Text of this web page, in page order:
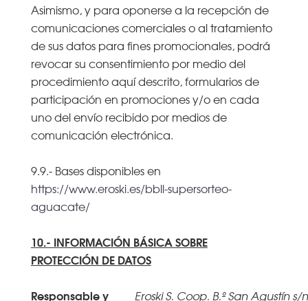
Asimismo, y para oponerse a la recepción de
comunicaciones comerciales o al tratamiento
de sus datos para fines promocionales, podrá
revocar su consentimiento por medio del
procedimiento aquí descrito, formularios de
participación en promociones y/o en cada
uno del envío recibido por medios de
comunicación electrónica.
9.9.- Bases disponibles en
https://www.eroski.es/bbll-supersorteo-
aguacate/
10.- INFORMACIÓN BÁSICA SOBRE
PROTECCIÓN DE DATOS
Responsable y
Eroski S. Coop. B.º San Agustín